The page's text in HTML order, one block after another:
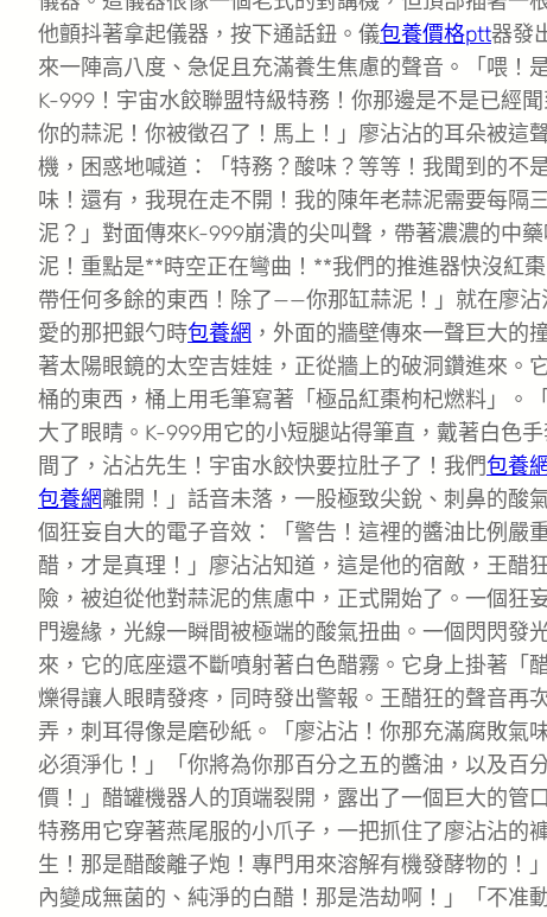
他顫抖著拿起儀器，按下通話鈕。儀包養價格ptt器發
來一陣高八度、急促且充滿養生焦慮的聲音。「喂！
K-999！宇宙水餃聯盟特級特務！你那邊是不是已經
你的蒜泥！你被徵召了！馬上！」廖沾沾的耳朵被這
機，困惑地喊道：「特務？酸味？等等！我聞到的不
味！還有，我現在走不開！我的陳年老蒜泥需要每隔
泥？」對面傳來K-999崩潰的尖叫聲，帶著濃濃的中
泥！重點是**時空正在彎曲！**我們的推進器快沒紅
帶任何多餘的東西！除了——你那缸蒜泥！」就在廖
愛的那把銀勺時包養網 ，外面的牆壁傳來一聲巨大的
著太陽眼鏡的太空吉娃娃，正從牆上的破洞鑽進來。
桶的東西，桶上用毛筆寫著「極品紅棗枸杞燃料」。
大了眼睛。K-999用它的小短腿站得筆直，戴著白色
間了，沾沾先生！宇宙水餃快要拉肚子了！我們包養網
包養網離開！」話音未落，一股極致尖銳、刺鼻的酸
個狂妄自大的電子音效：「警告！這裡的醬油比例嚴
醋，才是真理！」廖沾沾知道，這是他的宿敵，王醋
險，被迫從他對蒜泥的焦慮中，正式開始了。一個狂
門邊緣，光線一瞬間被極端的酸氣扭曲。一個閃閃發
來，它的底座還不斷噴射著白色醋霧。它身上掛著「
爍得讓人眼睛發疼，同時發出警報。王醋狂的聲音再
弄，刺耳得像是磨砂紙。「廖沾沾！你那充滿腐敗氣
必須淨化！」「你將為你那百分之五的醬油，以及百
價！」醋罐機器人的頂端裂開，露出了一個巨大的管
特務用它穿著燕尾服的小爪子，一把抓住了廖沾沾的
生！那是醋酸離子炮！專門用來溶解有機發酵物的！
內變成無菌的、純淨的白醋！那是浩劫啊！」「不准